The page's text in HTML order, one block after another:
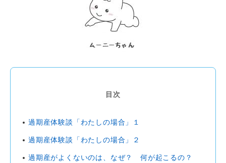
目次
過期産体験談「わたしの場合」１
過期産体験談「わたしの場合」２
過期産がよくないのは、なぜ？ 何が起こるの？